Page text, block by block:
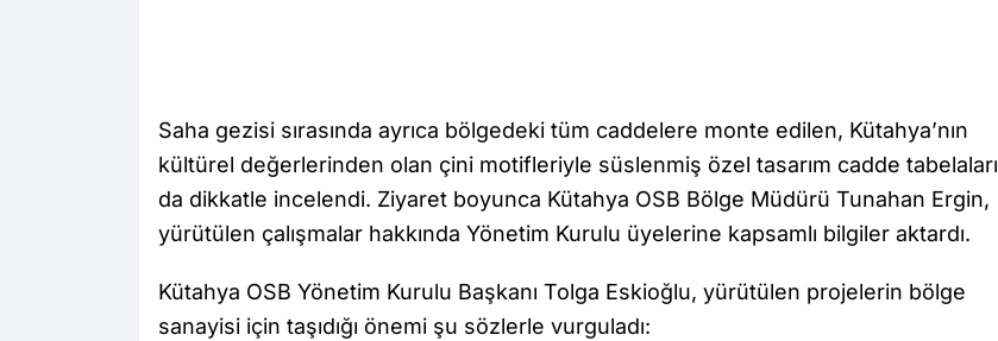
Saha gezisi sırasında ayrıca bölgedeki tüm caddelere monte edilen, Kütahya’nın
kültürel değerlerinden olan çini motifleriyle süslenmiş özel tasarım cadde tabelaları
da dikkatle incelendi. Ziyaret boyunca Kütahya OSB Bölge Müdürü Tunahan Ergin,
yürütülen çalışmalar hakkında Yönetim Kurulu üyelerine kapsamlı bilgiler aktardı.
Kütahya OSB Yönetim Kurulu Başkanı Tolga Eskioğlu, yürütülen projelerin bölge
sanayisi için taşıdığı önemi şu sözlerle vurguladı: